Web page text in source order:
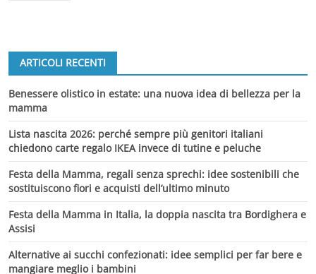
ARTICOLI RECENTI
Benessere olistico in estate: una nuova idea di bellezza per la
mamma
Lista nascita 2026: perché sempre più genitori italiani
chiedono carte regalo IKEA invece di tutine e peluche
Festa della Mamma, regali senza sprechi: idee sostenibili che
sostituiscono fiori e acquisti dell’ultimo minuto
Festa della Mamma in Italia, la doppia nascita tra Bordighera e
Assisi
Alternative ai succhi confezionati: idee semplici per far bere e
mangiare meglio i bambini